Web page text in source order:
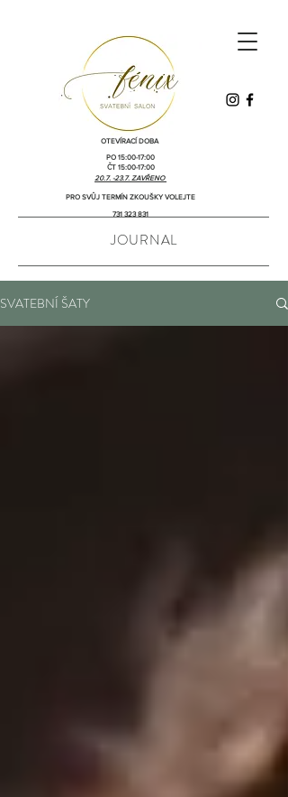
OTEVÍRACÍ DOBA
PO 15:00-17:00
ČT 15:00-17:00
20.7. -23.7. ZAVŘENO
PRO SVŮJ TERMÍN ZKOUŠKY VOLEJTE
731 323 831
JOURNAL
SVATEBNÍ ŠATY